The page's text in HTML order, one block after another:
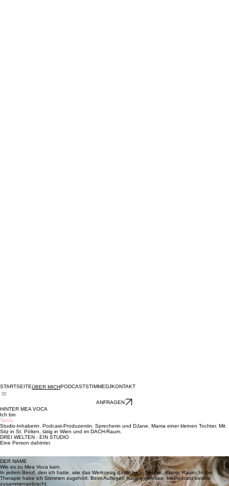
STARTSEITE
ANFRAGEN
HINTER MEA VOCA
Ich bin
Sitz in St. Pölten, tätig in Wien und im DACH-Raum.
DREI WELTEN · EIN STUDIO
Eine Person dahinter.